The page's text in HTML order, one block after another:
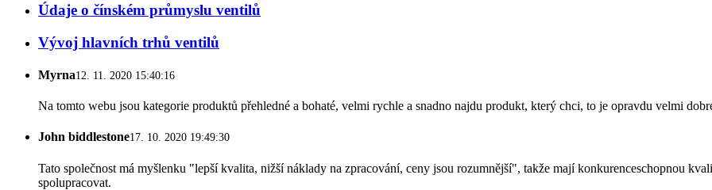
Údaje o čínském průmyslu ventilů
Vývoj hlavních trhů ventilů
Myrna12. 11. 2020 15:40:16
Na tomto webu jsou kategorie produktů přehledné a bohaté, velmi rychle a snadno najdu produkt, který chci, to je opravdu velmi
John biddlestone17. 10. 2020 19:49:30
Tato společnost má myšlenku "lepší kvalita, nižší náklady na zpracování, ceny jsou rozumnější", takže mají konkurenceschopnou
spolupracovat.